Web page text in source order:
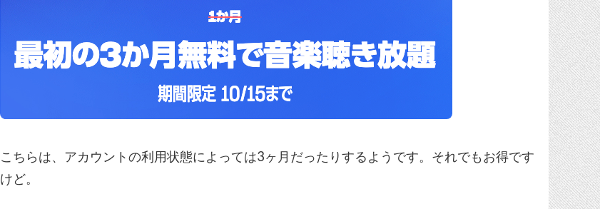
こちらは、アカウントの利用状態によっては3ヶ月だったりするようです。それでもお得です
けど。